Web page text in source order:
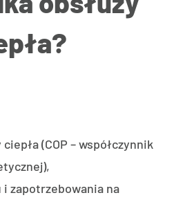
(COP – współczynnik
zapotrzebowania na